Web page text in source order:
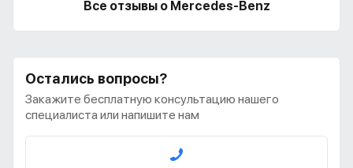
Все отзывы о Mercedes-Benz
Остались вопросы?
Закажите бесплатную консультацию нашего
специалиста или напишите нам